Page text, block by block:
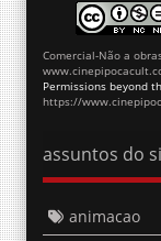
Comercial-Não a
Permissions beyond
https://
assuntos do
animacao